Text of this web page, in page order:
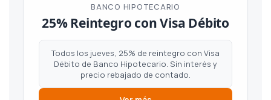
BANCO HIPOTECARIO
25% Reintegro con Visa Débito
Todos los jueves, 25% de reintegro con Visa
Débito de Banco Hipotecario. Sin interés y
precio rebajado de contado.